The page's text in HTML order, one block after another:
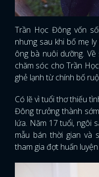
Trần Học Đông vốn
nhưng sau khi bố mẹ
ông bà nuôi dưỡng.
chăm sóc cho Trần
ghẻ lạnh từ chính bố
Có lẽ vì tuổi thơ thiếu
Đông trưởng thành
lứa. Năm 17 tuổi, ngôi
mẫu bán thời gian và
tham gia đợt huấn